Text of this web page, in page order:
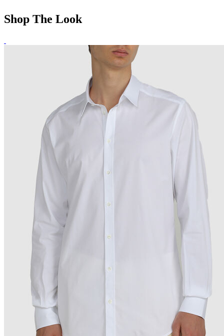
Shop The Look